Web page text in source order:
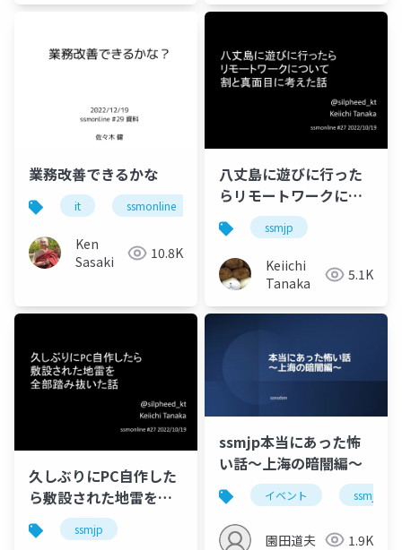
業務改善できるかな
it ssmonline ssmjp 業務改善
Ken
Sasaki
10.8K
八丈島に遊びに行った
らリモートワークにつ
いて割と真面目に考え
た話
ssmjp
Keiichi
Tanaka
5.1K
久しぶりにPC自作した
ら敷設された地雷を全
部踏み抜いた話
ssmjp
ssmjp本当にあった怖
い話～上海の暗闇編～
イベント ssmjp
園田道夫 1.9K